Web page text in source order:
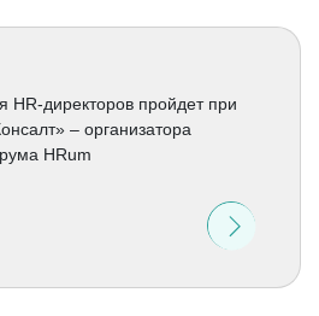
HR-директоров пройдет при
– организатора
HRum